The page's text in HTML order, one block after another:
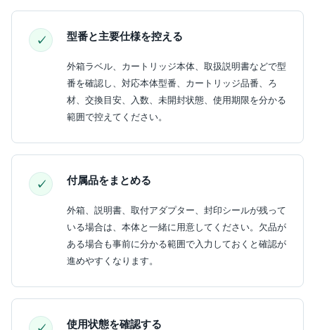
型番と主要仕様を控える
外箱ラベル、カートリッジ本体、取扱説明書などで型
番を確認し、対応本体型番、カートリッジ品番、ろ
材、交換目安、入数、未開封状態、使用期限を分かる
範囲で控えてください。
付属品をまとめる
外箱、説明書、取付アダプター、封印シールが残って
いる場合は、本体と一緒に用意してください。欠品が
ある場合も事前に分かる範囲で入力しておくと確認が
進めやすくなります。
使用状態を確認する